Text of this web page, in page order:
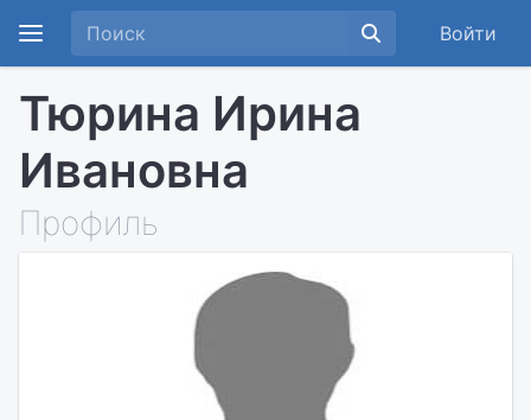
Войти
Тюрина Ирина
Ивановна
Профиль